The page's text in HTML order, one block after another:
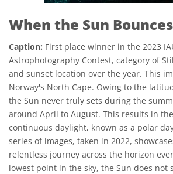
When the Sun Bounces
Caption: First place winner in the 2023
Astrophotography Contest, category of
and sunset location over the year. This
Norway's North Cape. Owing to the
the Sun never truly sets during the
around April to August. This results in
continuous daylight, known as a polar
series of images, taken in 2022,
relentless journey across the horizon
lowest point in the sky, the Sun does not